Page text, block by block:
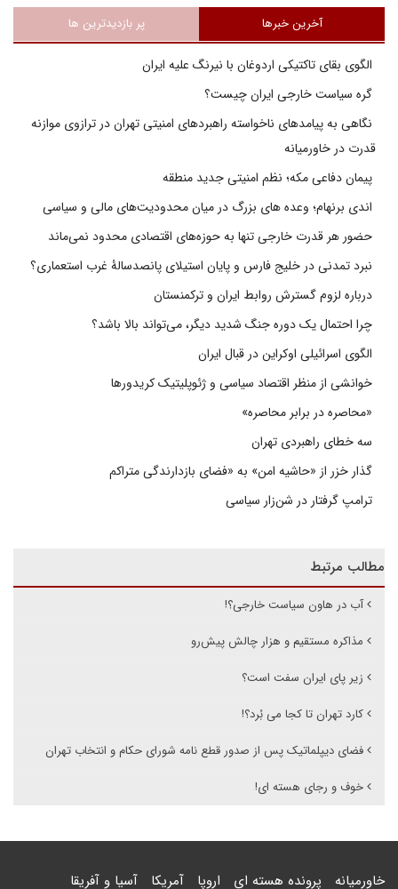
آخرین خبرها پر بازدیدترین ها
الگوی بقای تاکتیکی اردوغان با نیرنگ علیه ایران
گره سیاست خارجی ایران چیست؟
نگاهی به پیامدهای ناخواسته راهبردهای امنیتی تهران در ترازوی موازنه
قدرت در خاورمیانه
پیمان دفاعی مکه؛ نظم امنیتی جدید منطقه
اندی برنهام؛ وعده های بزرگ در میان محدودیت‌های مالی و سیاسی
حضور هر قدرت خارجی تنها به حوزه‌های اقتصادی محدود نمی‌ماند
نبرد تمدنی در خلیج فارس و پایان استیلای پانصدسالۀ غرب استعماری؟
درباره لزوم گسترش روابط ایران و ترکمنستان
چرا احتمال یک دوره جنگ شدید دیگر، می‌تواند بالا باشد؟
الگوی اسرائیلی اوکراین در قبال ایران
خوانشی از منظر اقتصاد سیاسی و ژئوپلیتیک کریدورها
«محاصره در برابر محاصره»
سه خطای راهبردی تهران
گذار خزر از «حاشیه امن» به «فضای بازدارندگی متراکم
ترامپ گرفتار در شن‌زار سیاسی
مطالب مرتبط
آب در هاون سیاست خارجی؟!
مذاکره مستقیم و هزار چالش پیش‌رو
زیر پای ایران سفت است؟
کارد تهران تا کجا می بُرد؟!
فضای دیپلماتیک پس از صدور قطع نامه شورای حکام و انتخاب تهران
خوف و رجای هسته ای!
خاورمیانه پرونده هسته ای اروپا آمریکا آسیا و آفریقا